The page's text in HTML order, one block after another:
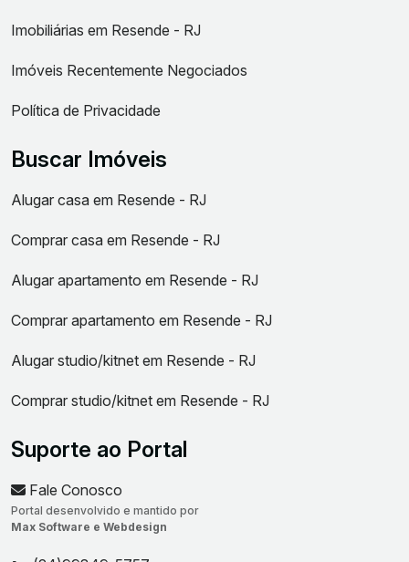
Imobiliárias em Resende - RJ
Imóveis Recentemente Negociados
Política de Privacidade
Buscar Imóveis
Alugar casa em Resende - RJ
Comprar casa em Resende - RJ
Alugar apartamento em Resende - RJ
Comprar apartamento em Resende - RJ
Alugar studio/kitnet em Resende - RJ
Comprar studio/kitnet em Resende - RJ
Suporte ao Portal
Fale Conosco
Portal desenvolvido e mantido por
Max Software e Webdesign